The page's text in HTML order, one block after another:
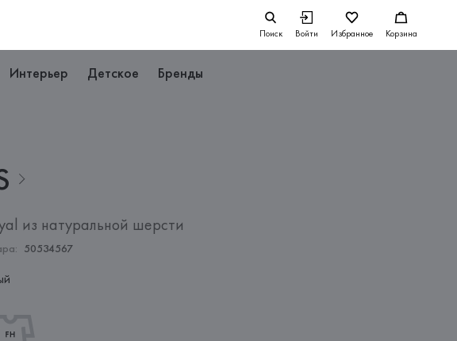
Поиск Войти Избранное Корзина
Интерьер Детское Бренды
из натуральной шерсти
50534567